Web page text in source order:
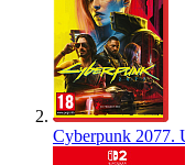
Cyberpunk 2077.